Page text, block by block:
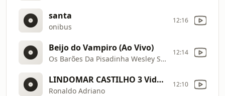
santa
onibus
12:16
Beijo do Vampiro (Ao Vivo)
Os Barões Da Pisadinha Wesley Safadão
12:14
LINDOMAR CASTILHO 3 Vidas e 3 Destino
Ronaldo Adriano
12:10